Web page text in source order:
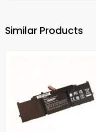
Similar Products